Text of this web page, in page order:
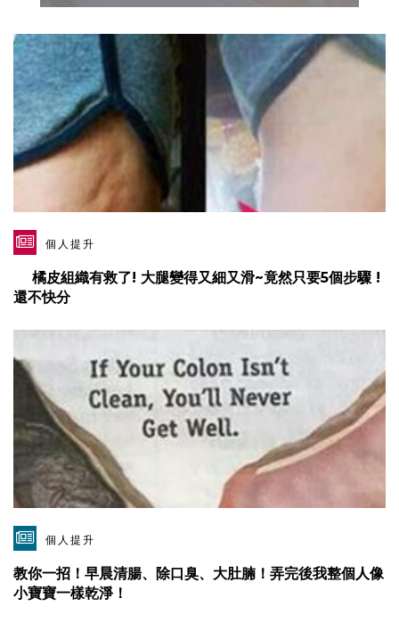
個人提升
橘皮組織有救了! 大腿變得又細又滑~竟然只要5個步驟 !
還不快分
個人提升
教你一招！早晨清腸、除口臭、大肚腩！弄完後我整個人像
小寶寶一樣乾淨！